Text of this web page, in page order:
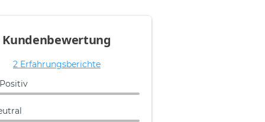
Kundenbewertung
2 Erfahrungsberichte